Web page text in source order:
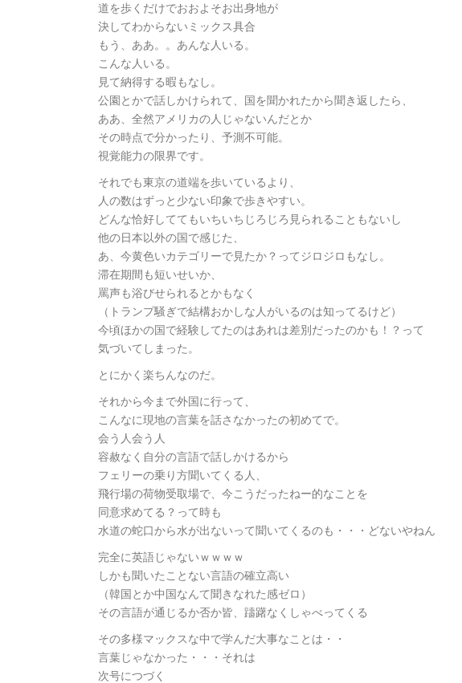
道を歩くだけでおおよそお出身地が
決してわからないミックス具合
もう、ああ。。あんな人いる。
こんな人いる。
見て納得する暇もなし。
公園とかで話しかけられて、国を聞かれたから聞き返したら、
ああ、全然アメリカの人じゃないんだとか
その時点で分かったり、予測不可能。
視覚能力の限界です。
それでも東京の道端を歩いているより、
人の数はずっと少ない印象で歩きやすい。
どんな恰好しててもいちいちじろじろ見られることもないし
他の日本以外の国で感じた、
あ、今黄色いカテゴリーで見たか？ってジロジロもなし。
滞在期間も短いせいか、
罵声も浴びせられるとかもなく
（トランプ騒ぎで結構おかしな人がいるのは知ってるけど）
今頃ほかの国で経験してたのはあれは差別だったのかも！？って
気づいてしまった。
とにかく楽ちんなのだ。
それから今まで外国に行って、
こんなに現地の言葉を話さなかったの初めてで。
会う人会う人
容赦なく自分の言語で話しかけるから
フェリーの乗り方聞いてくる人、
飛行場の荷物受取場で、今こうだったねー的なことを
同意求めてる？って時も
水道の蛇口から水が出ないって聞いてくるのも・・・どないやねん
完全に英語じゃないｗｗｗｗ
しかも聞いたことない言語の確立高い
（韓国とか中国なんて聞きなれた感ゼロ）
その言語が通じるか否か皆、躊躇なくしゃべってくる
その多様マックスな中で学んだ大事なことは・・
言葉じゃなかった・・・それは
次号につづく